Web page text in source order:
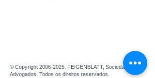
© Copyright 2006-2025 . FEIGENBLATT, Sociedade de
Advogados. Todos os direitos reservados.